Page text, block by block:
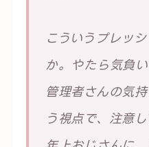
こういうプレッ
か。やたら気負
管理者さんの気
う視点で、注意し